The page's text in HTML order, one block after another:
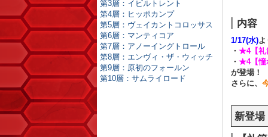
第3層：イビルトレント
第4層：ヒッポカンプ
第5層：ヴェイカントコロッサス
第6層：マンティコア
第7層：アノーイングトロール
第8層：エンヴィ・ザ・ウィッチ
第9層：原初のフォールン
第10層：サムライロード
内容
1/17(水)
・ ★4【礼
・ ★4【憧
が登場！
さらに、
新登